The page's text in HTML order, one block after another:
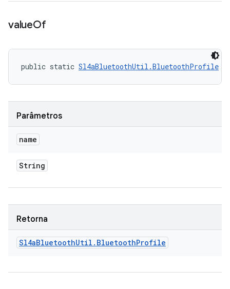
valueOf
public static Sl4aBluetoothUtil.BluetoothProfile
Parâmetros
name
String
Retorna
Sl4aBluetoothUtil . BluetoothProfile